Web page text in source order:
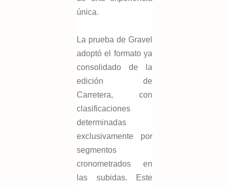
única.
La prueba de Gravel
adoptó el formato ya
consolidado de la
edición de
Carretera, con
clasificaciones
determinadas
exclusivamente por
segmentos
cronometrados en
las subidas. Este